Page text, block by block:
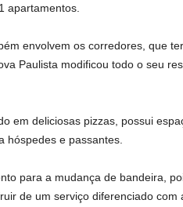
apartamentos.
envolvem os corredores, que
Paulista modificou todo o seu
em deliciosas pizzas, possui
hóspedes e passantes.
para a mudança de bandeira,
de um serviço diferenciado